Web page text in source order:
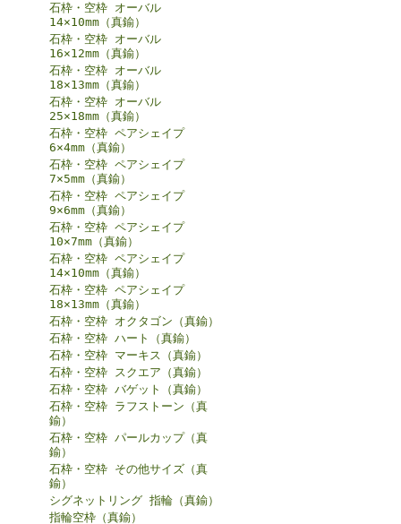
石枠・空枠 オーバル
14×10mm（真鍮）
石枠・空枠 オーバル
16×12mm（真鍮）
石枠・空枠 オーバル
18×13mm（真鍮）
石枠・空枠 オーバル
25×18mm（真鍮）
石枠・空枠 ペアシェイプ
6×4mm（真鍮）
石枠・空枠 ペアシェイプ
7×5mm（真鍮）
石枠・空枠 ペアシェイプ
9×6mm（真鍮）
石枠・空枠 ペアシェイプ
10×7mm（真鍮）
石枠・空枠 ペアシェイプ
14×10mm（真鍮）
石枠・空枠 ペアシェイプ
18×13mm（真鍮）
石枠・空枠 オクタゴン（真鍮）
石枠・空枠 ハート（真鍮）
石枠・空枠 マーキス（真鍮）
石枠・空枠 スクエア（真鍮）
石枠・空枠 バゲット（真鍮）
石枠・空枠 ラフストーン（真
鍮）
石枠・空枠 パールカップ（真
鍮）
石枠・空枠 その他サイズ（真
鍮）
シグネットリング 指輪（真鍮）
指輪空枠（真鍮）